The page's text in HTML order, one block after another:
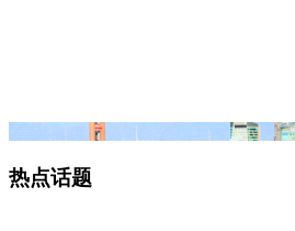
热点话题